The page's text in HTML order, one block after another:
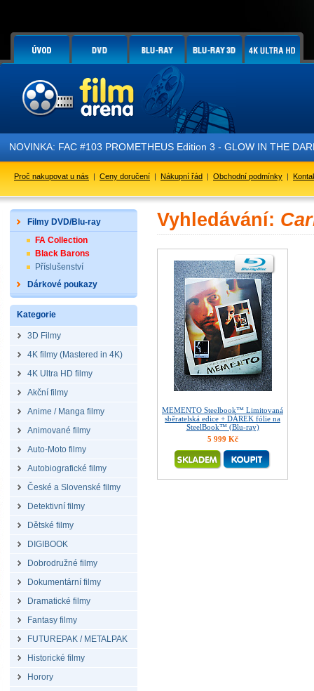
NOVINKA: FAC #103 PROMETHEUS Edition 3 - GLOW IN THE
Proč nakupovat u nás | Ceny doručení | Nákupní řád | Obchodní podmínky |
Filmy DVD/Blu-ray
FA Collection
Black Barons
Příslušenství
Dárkové poukazy
Kategorie
3D Filmy
4K filmy (Mastered in 4K)
4K Ultra HD filmy
Akční filmy
Anime / Manga filmy
Animované filmy
Auto-Moto filmy
Autobiografické filmy
České a Slovenské filmy
Detektivní filmy
Dětské filmy
DIGIBOOK
Dobrodružné filmy
Dokumentární filmy
Dramatické filmy
Fantasy filmy
FUTUREPAK / METALPAK
Historické filmy
Horory
Vyhledávání:
MEMENTO Steelbook™ Limitovaná
sběratelská edice + DÁREK fólie na
SteelBook™ (Blu-ray)
5 999 Kč